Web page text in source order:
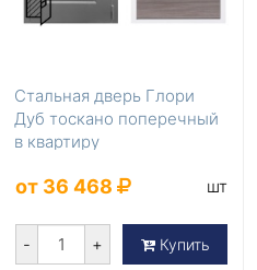
Стальная дверь Глори
Дуб тоскано поперечный
в квартиру
от 36 468 шт
- + Купить